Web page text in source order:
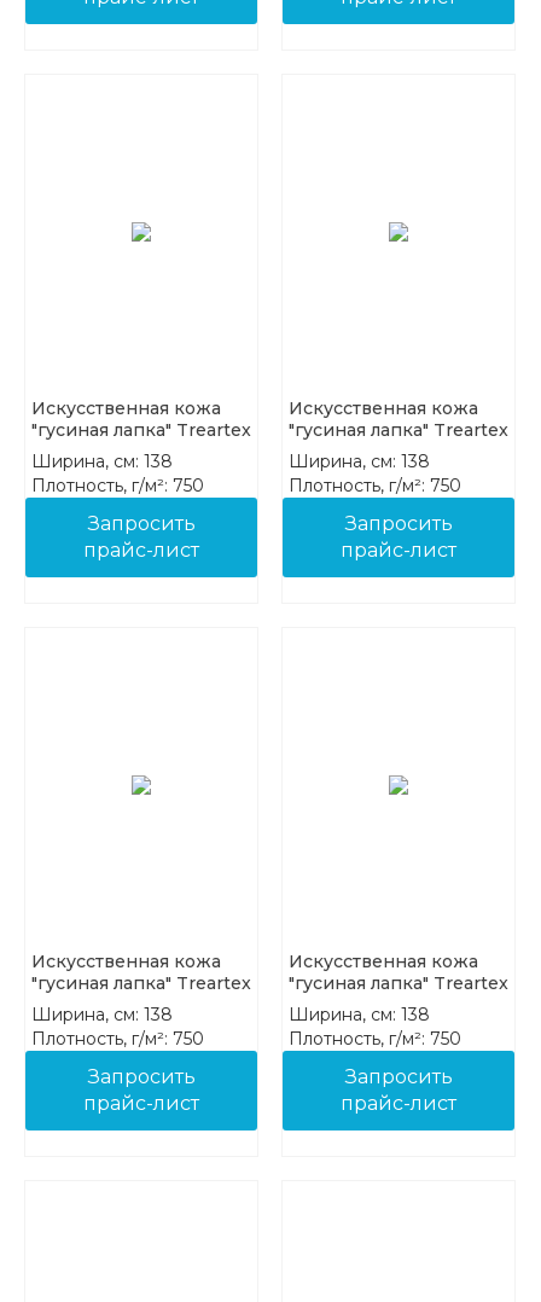
Искусственная кожа
"гусиная лапка" Treartex
7943-06
Ширина, см: 138
Плотность, г/м²: 750
Запросить
прайс-лист
Искусственная кожа
"гусиная лапка" Treartex
7943-07
Ширина, см: 138
Плотность, г/м²: 750
Запросить
прайс-лист
Искусственная кожа
"гусиная лапка" Treartex
7943-08
Ширина, см: 138
Плотность, г/м²: 750
Запросить
прайс-лист
Искусственная кожа
"гусиная лапка" Treartex
7943-09
Ширина, см: 138
Плотность, г/м²: 750
Запросить
прайс-лист